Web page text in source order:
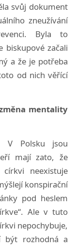
svůj dokument
zneužívání
Byla to
začali
a že je potřeba
od nich věřící
mentality
V Polsku jsou
mají zato, že
neexistuje
konspirační
pod heslem
Ale v tuto
nepochybuje,
být rozhodná a